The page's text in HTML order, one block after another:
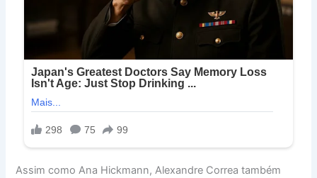
Assim como Ana Hickmann, Alexandre Correa também